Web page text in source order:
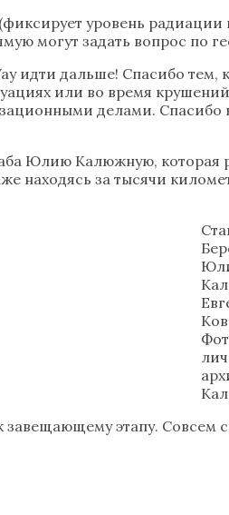
уровень
могут задать вопрос по
идти дальше! Спасибо
или во время
делами.
Юлию Калюжную,
находясь за тысячи
этапу.